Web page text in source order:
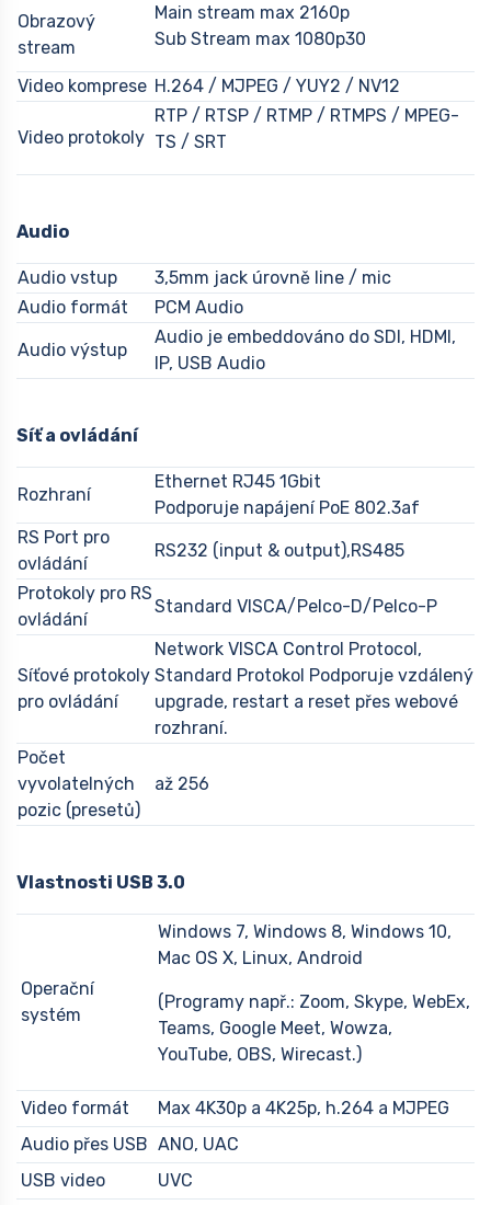
Obrazový
stream
Main stream max 2160p
Sub Stream max 1080p30
Video komprese H.264 / MJPEG / YUY2 / NV12
Video protokoly
RTP / RTSP / RTMP / RTMPS / MPEG-
TS / SRT
Audio
Audio vstup
3,5mm jack úrovně line / mic
Audio formát
PCM Audio
Audio výstup
Audio je embeddováno do SDI, HDMI,
IP, USB Audio
Síť a ovládání
Rozhraní
Ethernet RJ45 1Gbit
Podporuje napájení PoE 802.3af
RS Port pro
ovládání
RS232 (input & output),RS485
Protokoly pro RS
ovládání
Standard VISCA/Pelco-D/Pelco-P
Síťové protokoly
pro ovládání
Network VISCA Control Protocol,
Standard Protokol Podporuje vzdálený
upgrade, restart a reset přes webové
rozhraní.
Počet
vyvolatelných
pozic (presetů)
až 256
Vlastnosti USB 3.0
Operační
systém
Windows 7, Windows 8, Windows 10,
Mac OS X, Linux, Android
(Programy např.: Zoom, Skype, WebEx,
Teams, Google Meet, Wowza,
YouTube, OBS, Wirecast.)
Video formát
Max 4K30p a 4K25p, h.264 a MJPEG
Audio přes USB ANO, UAC
USB video
UVC